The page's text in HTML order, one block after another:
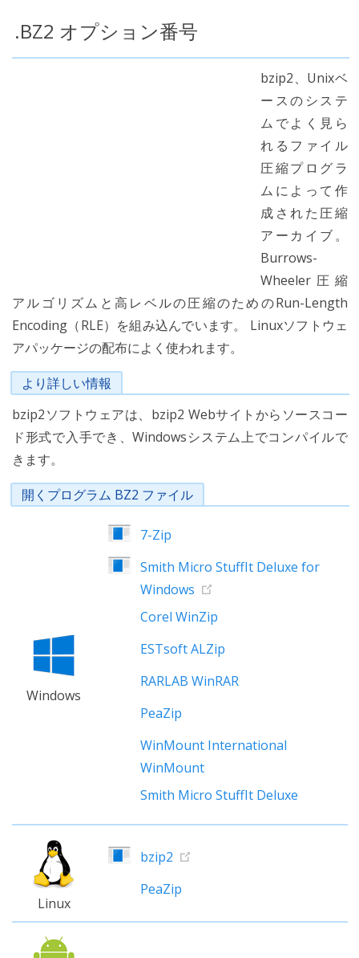
.BZ2 オプション番号
bzip2、Unixベ
ースのシステ
ムでよく見ら
れるファイル
圧縮プログラ
ムによって作
成された圧縮
アーカイブ。
Burrows-
Wheeler圧縮
アルゴリズムと高レベルの圧縮のためのRun-Length
Encoding（RLE）を組み込んでいます。 Linuxソフトウェ
アパッケージの配布によく使われます。
より詳しい情報
bzip2ソフトウェアは、bzip2 Webサイトからソースコー
ド形式で入手でき、Windowsシステム上でコンパイルで
きます。
開くプログラム BZ2 ファイル
Windows
7-Zip
Smith Micro StuffIt Deluxe for
Windows
Corel WinZip
ESTsoft ALZip
RARLAB WinRAR
PeaZip
WinMount International
WinMount
Smith Micro StuffIt Deluxe
Linux
bzip2
PeaZip